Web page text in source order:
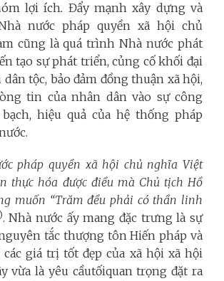
lợi ích. Đẩy mạnh xây dựng và
nước pháp quyền xã hội chủ
cũng là quá trình Nhà nước phát
tạo sự phát triển, củng cố khối đại
tộc, bảo đảm đồng thuận xã hội,
tin của nhân dân vào sự công
hiệu quả của hệ thống pháp
pháp quyền xã hội chủ nghĩa Việt
thực hóa được điều mà Chủ tịch Hồ
muốn “Trăm đều phải có thần linh
. Nhà nước ấy mang đặc trưng là sự
tắc thượng tôn Hiến pháp và
giá trị tốt đẹp của xã hội xã hội
vừa là yêu cầutốiquan trọng đặt ra